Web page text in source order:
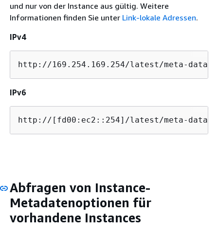
und nur von der Instance aus gültig. Weitere
Informationen finden Sie unter Link-lokale Adressen.
IPv4
http://169.254.169.254/latest/meta-data/
IPv6
http://[fd00:ec2::254]/latest/meta-data/
Abfragen von Instance-
Metadatenoptionen für
vorhandene Instances